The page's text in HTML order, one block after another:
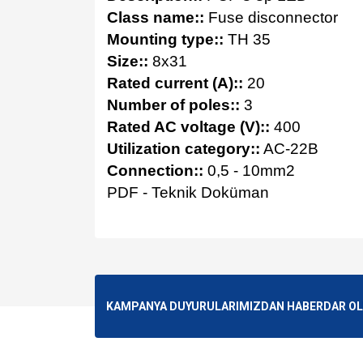
Class name:: Fuse disconnector
Mounting type:: TH 35
Size:: 8x31
Rated current (A):: 20
Number of poles:: 3
Rated AC voltage (V):: 400
Utilization category:: AC-22B
Connection:: 0,5 - 10mm2
PDF - Teknik Doküman
Ürün resmi kalitesiz, bozuk veya
KAMPANYA DUYURULARIMIZDAN HABERDAR